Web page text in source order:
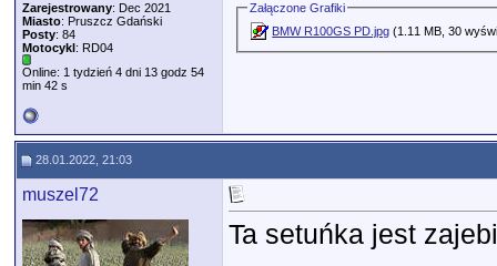
Zarejestrowany: Dec 2021
Miasto: Pruszcz Gdański
Posty: 84
Motocykl: RD04
Online: 1 tydzień 4 dni 13 godz 54
min 42 s
Załączone Grafiki
BMW R100GS PD.jpg (1.11 MB, 30
28.01.2022, 21:03
muszel72
Ta setuńka jest